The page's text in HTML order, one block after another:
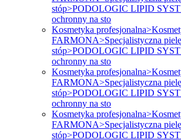
stóp>PODOLOGIC LIPID
ochronny na sto
Kosmetyka
FARMONA>Specjalistyczna
stóp>PODOLOGIC LIPID
ochronny na sto
Kosmetyka
FARMONA>Specjalistyczna
stóp>PODOLOGIC LIPID
ochronny na sto
Kosmetyka
FARMONA>Specjalistyczna
stóp>PODOLOGIC LIPID